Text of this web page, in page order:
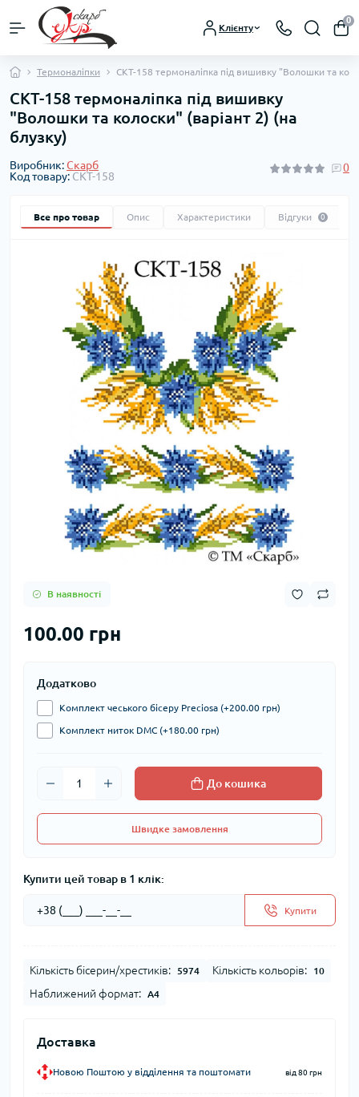
Клієнту
0
Термоналіпки СКТ-158 термоналіпка під вишивку "Волошки та
СКТ-158 термоналіпка під вишивку
"Волошки та колоски" (варіант 2) (на
блузку)
Виробник:Скарб
Код товару: СКТ-158
0
Все про товар Опис Характеристики Відгуки 0
В наявності
100.00 грн
Додатково
Комплект чеського бісеру Preciosa (+200.00 грн)
Комплект ниток DMC (+180.00 грн)
До кошика
Швидке замовлення
Купити цей товар в 1 клік:
Купити
Кількість бісерин/хрестиків: 5974 Кількість кольорів: 10
Наближений формат: А4
Доставка
Новою Поштою у відділення та поштомати від 80 грн